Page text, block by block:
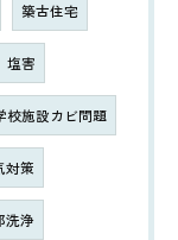
築古住宅
塩害
校施設カビ問題
対策
洗浄